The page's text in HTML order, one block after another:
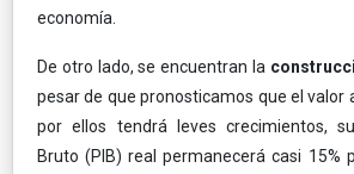
economía.
De otro lado, se encuentran la
pesar de que pronosticamos que el valor
por ellos tendrá leves crecimientos,
Bruto (PIB) real permanecerá casi 15%